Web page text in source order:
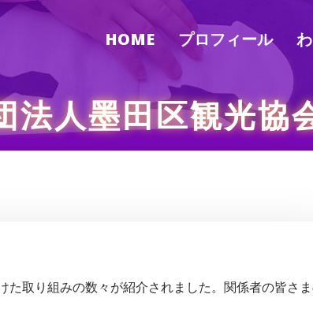
HOME プロフィール
法人墨田区観光協
取り組みの数々が紹介されました。関係者の皆さ